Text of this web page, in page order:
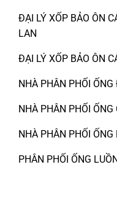
ĐẠI LÝ XỐP BẢO ÔN
LAN
ĐẠI LÝ XỐP BẢO ÔN
NHÀ PHÂN PHỐI
NHÀ PHÂN PHỐI ỐNG
NHÀ PHÂN PHỐI
PHÂN PHỐI ỐNG